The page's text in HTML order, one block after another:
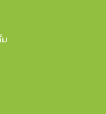
LAB
เทคโนโลยี และ
ห้ผู้เข้าร่วมงานทั้งผู้
Skill +
ฐานการผลิต สร้าง
สู่มาตรฐานสากลปัก
การตรวจสอบและ
รและเครื่องดื่มของ